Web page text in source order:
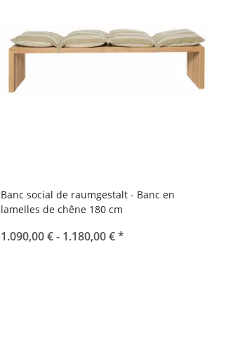
Banc social de raumgestalt - Banc en
lamelles de chêne 180 cm
1.090,00 € - 1.180,00 €*